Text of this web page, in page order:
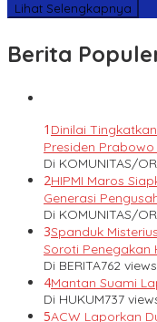
Lihat Selengkapnya
Berita
1 Dinilai
Presiden
Di KOMUNITAS/
2HIPMI Maros
Generasi
Di KOMUNITAS/
3Spanduk
Soroti Penegakan
Di BERITA762 views
4Mantan Suami
Di HUKUM737
5ACW Laporkan